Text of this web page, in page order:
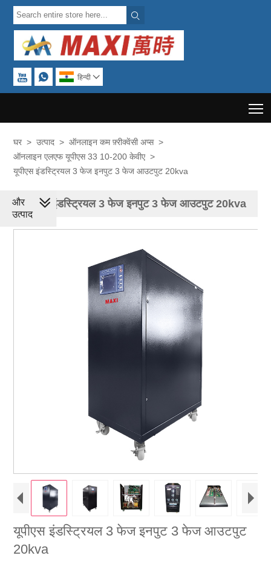

  हिन्दी 
घर > उत्पाद > ऑनलाइन कम फ़्रीक्वेंसी अप्स >
ऑनलाइन एलएफ यूपीएस 33 10-200 केवीए >
यूपीएस इंडस्ट्रियल 3 फेज इनपुट 3 फेज आउटपुट 20kva
यूपीएस इंडस्ट्रियल 3 फेज इनपुट 3 फेज आउटपुट 20kva
यूपीएस इंडस्ट्रियल 3 फेज इनपुट 3 फेज आउटपुट
20kva
और
उत्पाद